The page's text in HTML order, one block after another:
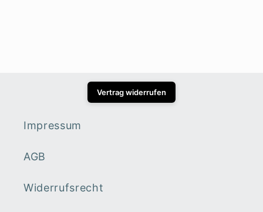
Vertrag widerrufen
Impressum
AGB
Widerrufsrecht